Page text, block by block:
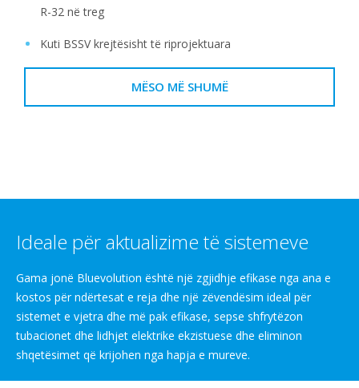
R-32 në treg
Kuti BSSV krejtësisht të riprojektuara
MËSO MË SHUMË
Ideale për aktualizime të sistemeve
Gama jonë Bluevolution është një zgjidhje efikase nga ana e
kostos për ndërtesat e reja dhe një zëvendësim ideal për
sistemet e vjetra dhe më pak efikase, sepse shfrytëzon
tubacionet dhe lidhjet elektrike ekzistuese dhe eliminon
shqetësimet që krijohen nga hapja e mureve.